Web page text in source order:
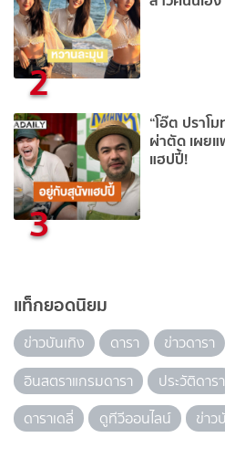
2
3
“โอ๊ต ปราโ
ผ่าตัด เผย
แฮปปี้!
แท็กยอดนิยม
ข่าวบันเทิง ดารา ข่าวดารา
อินสตราแกรมดารา
ประวัติดารา
ดาราเดลี่
ดูทีวีออนไลน์ ข่าว